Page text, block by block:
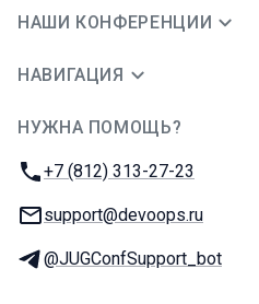
НАШИ КОНФЕРЕНЦИИ
НАВИГАЦИЯ
НУЖНА ПОМОЩЬ?
Телефон:
+7 (812) 313-27-23
E-mail:
support@devoops.ru
Телеграм:
@JUGConfSupport_bot